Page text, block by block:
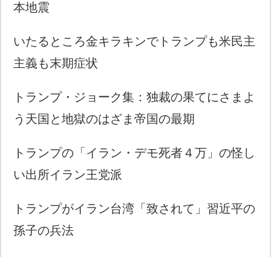
本地震
いたるところ金キラキンでトランプも米民主
主義も末期症状
トランプ・ジョーク集：独裁の果てにさまよ
う天国と地獄のはざま帝国の最期
トランプの「イラン・デモ死者４万」の怪し
い出所イラン王党派
トランプがイラン台湾「致されて」習近平の
孫子の兵法